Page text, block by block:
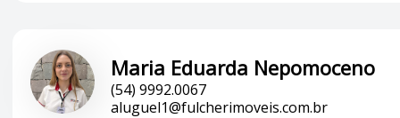
Maria Eduarda Nepomoceno
(54) 9992.0067
aluguel1@fulcherimoveis.com.br